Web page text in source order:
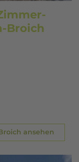
Broich
ansehen